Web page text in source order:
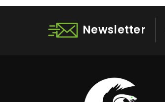
Newsletter